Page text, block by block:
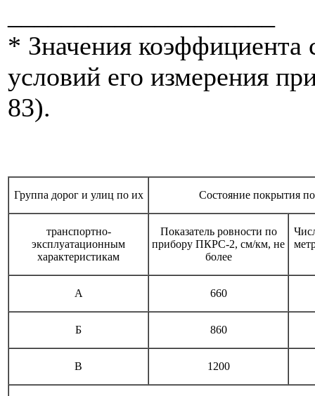
* Значения коэффициента
условий его измерения
83).
Группа дорог и улиц по их Состояние покрытия
транспортно-
эксплуатационным
характеристикам
Показатель ровности по
прибору ПКРС-2, см/км, не
более
А 660
Б 860
В 1200